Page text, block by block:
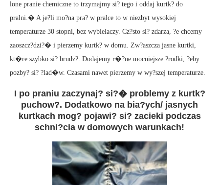
lone pranie chemiczne to trzymajmy si? tego i oddaj kurtk? do
pralni.� A je?li mo?na pra? w pralce to w niezbyt wysokiej
temperaturze 30 stopni, bez wybielaczy. Cz?sto si? zdarza, ?e chcemy
zaoszcz?dzi?� i pierzemy kurtk? w domu. Zw?aszcza jasne kurtki,
kt�re szybko si? brudz?. Dodajemy r�?ne mocniejsze ?rodki, ?eby
pozby? si? ?lad�w. Czasami nawet pierzemy w wy?szej temperaturze.
I po praniu zaczynaj? si?� problemy z kurtk?
puchow?. Dodatkowo na bia?ych/ jasnych
kurtkach mog? pojawi? si? zacieki podczas
schni?cia w domowych warunkach!